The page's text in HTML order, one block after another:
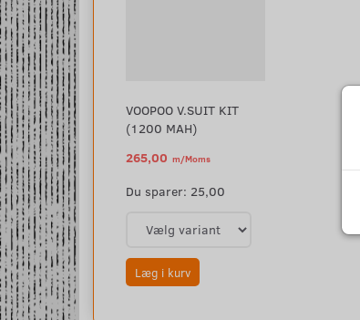
VOOPOO V.SUIT KIT
(1200 MAH)
265,00 m/Moms
Du sparer: 25,00
Læg i kurv